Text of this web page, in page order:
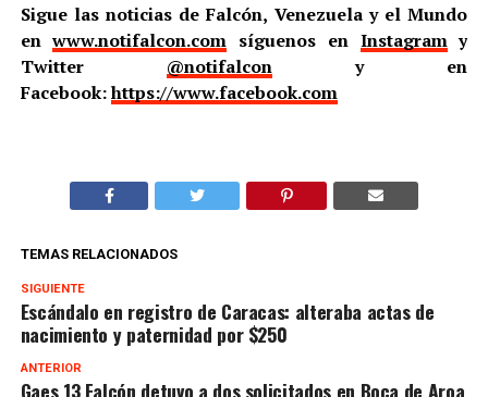
Sigue las noticias de Falcón, Venezuela y el Mundo
enwww.notifalcon.com síguenos en Instagramy
Twitter @notifalcony en
Facebook:https://www.facebook.com
TEMAS RELACIONADOS
SIGUIENTE
Escándalo en registro de Caracas: alteraba actas de
nacimiento y paternidad por $250
ANTERIOR
Gaes 13 Falcón detuvo a dos solicitados en Boca de Aroa